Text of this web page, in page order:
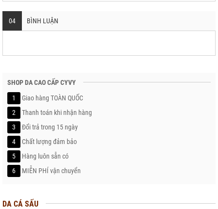
04 BÌNH LUẬN
SHOP DA CAO CẤP CYVY
1
Giao hàng TOÀN QUỐC
2
Thanh toán khi nhận hàng
3
Đổi trả trong 15 ngày
4
Chất lượng đảm bảo
5
Hàng luôn sẵn có
6
MIỄN PHÍ vận chuyển
DA CÁ SẤU